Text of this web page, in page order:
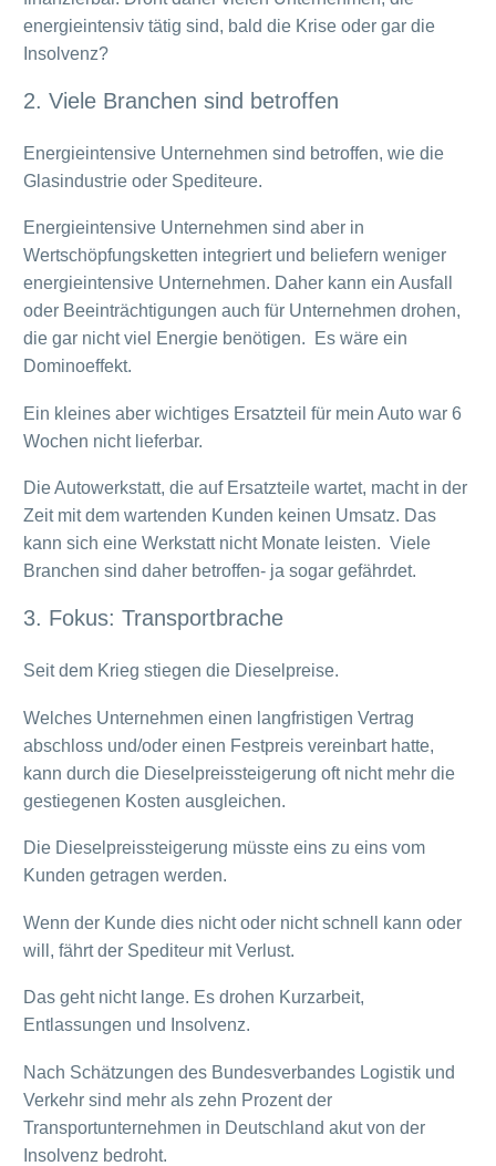
energieintensiv tätig sind, bald die Krise oder gar die
Insolvenz?
2. Viele Branchen sind betroffen
Energieintensive Unternehmen sind betroffen, wie die
Glasindustrie oder Spediteure.
Energieintensive Unternehmen sind aber in
Wertschöpfungsketten integriert und beliefern weniger
energieintensive Unternehmen. Daher kann ein Ausfall
oder Beeinträchtigungen auch für Unternehmen drohen,
die gar nicht viel Energie benötigen. Es wäre ein
Dominoeffekt.
Ein kleines aber wichtiges Ersatzteil für mein Auto war 6
Wochen nicht lieferbar.
Die Autowerkstatt, die auf Ersatzteile wartet, macht in der
Zeit mit dem wartenden Kunden keinen Umsatz. Das
kann sich eine Werkstatt nicht Monate leisten. Viele
Branchen sind daher betroffen- ja sogar gefährdet.
3. Fokus: Transportbrache
Seit dem Krieg stiegen die Dieselpreise.
Welches Unternehmen einen langfristigen Vertrag
abschloss und/oder einen Festpreis vereinbart hatte,
kann durch die Dieselpreissteigerung oft nicht mehr die
gestiegenen Kosten ausgleichen.
Die Dieselpreissteigerung müsste eins zu eins vom
Kunden getragen werden.
Wenn der Kunde dies nicht oder nicht schnell kann oder
will, fährt der Spediteur mit Verlust.
Das geht nicht lange. Es drohen Kurzarbeit,
Entlassungen und Insolvenz.
Nach Schätzungen des Bundesverbandes Logistik und
Verkehr sind mehr als zehn Prozent der
Transportunternehmen in Deutschland akut von der
Insolvenz bedroht.